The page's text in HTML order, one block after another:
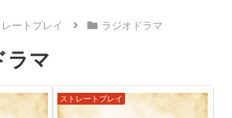
ートプレイ ラジオドラマ
ラマ
ストレートプレイ